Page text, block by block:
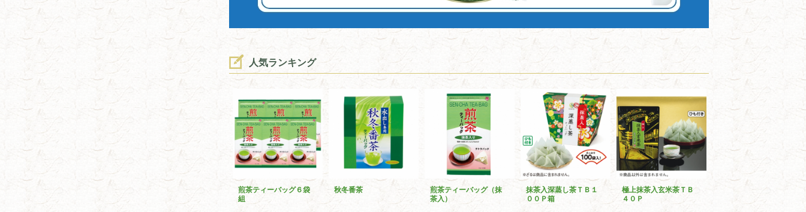
人気ランキング
煎茶ティーバッグ６袋
組
秋冬番茶
煎茶ティーバッグ（抹
茶入）
抹茶入深蒸し茶ＴＢ１
００Ｐ箱
極上抹茶入玄米茶ＴＢ
４０Ｐ